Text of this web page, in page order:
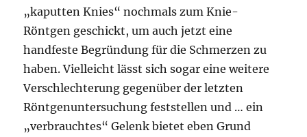
„kaputten Knies“ nochmals zum Knie-
Röntgen geschickt, um auch jetzt eine
handfeste Begründung für die Schmerzen zu
haben. Vielleicht lässt sich sogar eine weitere
Verschlechterung gegenüber der letzten
Röntgenuntersuchung feststellen und … ein
„verbrauchtes“ Gelenk bietet eben Grund